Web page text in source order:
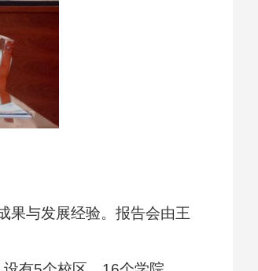
果与发展经验。报告会由王